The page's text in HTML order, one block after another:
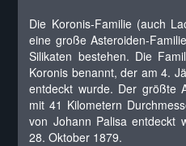
Die Koronis-Familie (auch
eine große Asteroiden-
Silikaten bestehen. Die
Koronis benannt, der am 4.
entdeckt wurde. Der größte
mit 41 Kilometern
von Johann Palisa entdeckt
28. Oktober 1879.